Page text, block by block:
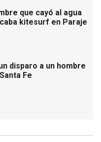
que cayó al agua
kitesurf en Paraje
disparo a un hombre
Fe